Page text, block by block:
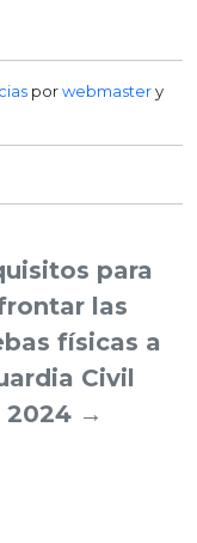
porwebmastery
para
las
físicas a
Civil
2024 →